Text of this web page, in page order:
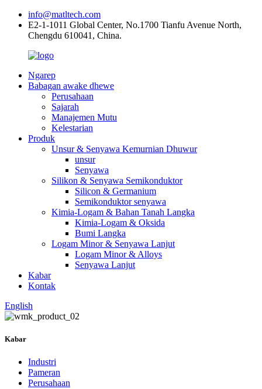
info@matltech.com
E2-1-1011 Global Center, No.1700 Tianfu Avenue North,
Chengdu 610041, China.
Ngarep
Babagan awake dhewe
Perusahaan
Sajarah
Manajemen Mutu
Kelestarian
Produk
Unsur & Senyawa Kemurnian Dhuwur
unsur
Senyawa
Silikon & Senyawa Semikonduktor
Silicon & Germanium
Semikonduktor senyawa
Kimia-Logam & Bahan Tanah Langka
Kimia-Logam & Oksida
Bumi Langka
Logam Minor & Senyawa Lanjut
Logam Minor & Alloys
Senyawa Lanjut
Kabar
Kontak
English
Kabar
Industri
Pameran
Perusahaan